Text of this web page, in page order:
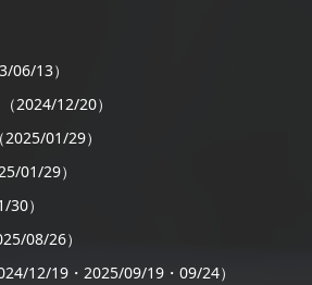
06/13）
2024/12/20）
01/29）
01/29）
）
08/26）
12/19・2025/09/19・09/24）